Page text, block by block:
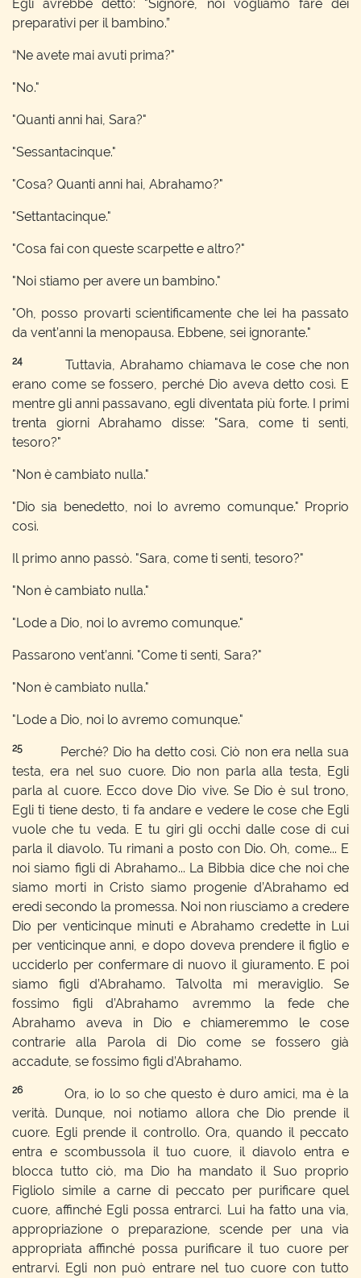
Egli avrebbe detto: "Signore, noi vogliamo fare dei
preparativi per il bambino.”
“Ne avete mai avuti prima?"
"No."
"Quanti anni hai, Sara?"
"Sessantacinque."
"Cosa? Quanti anni hai, Abrahamo?"
"Settantacinque."
"Cosa fai con queste scarpette e altro?"
"Noi stiamo per avere un bambino."
"Oh, posso provarti scientificamente che lei ha passato
da vent’anni la menopausa. Ebbene, sei ignorante."
24
Tuttavia, Abrahamo chiamava le cose che non
erano come se fossero, perché Dio aveva detto così. E
mentre gli anni passavano, egli diventata più forte. I primi
trenta giorni Abrahamo disse: "Sara, come ti senti,
tesoro?"
"Non è cambiato nulla."
"Dio sia benedetto, noi lo avremo comunque." Proprio
così.
Il primo anno passò. "Sara, come ti senti, tesoro?"
"Non è cambiato nulla."
"Lode a Dio, noi lo avremo comunque."
Passarono vent’anni. "Come ti senti, Sara?"
"Non è cambiato nulla."
"Lode a Dio, noi lo avremo comunque."
25
Perché? Dio ha detto così. Ciò non era nella sua
testa, era nel suo cuore. Dio non parla alla testa, Egli
parla al cuore. Ecco dove Dio vive. Se Dio è sul trono,
Egli ti tiene desto, ti fa andare e vedere le cose che Egli
vuole che tu veda. E tu giri gli occhi dalle cose di cui
parla il diavolo. Tu rimani a posto con Dio. Oh, come... E
noi siamo figli di Abrahamo... La Bibbia dice che noi che
siamo morti in Cristo siamo progenie d’Abrahamo ed
eredi secondo la promessa. Noi non riusciamo a credere
Dio per venticinque minuti e Abrahamo credette in Lui
per venticinque anni, e dopo doveva prendere il figlio e
ucciderlo per confermare di nuovo il giuramento. E poi
siamo figli d’Abrahamo. Talvolta mi meraviglio. Se
fossimo figli d’Abrahamo avremmo la fede che
Abrahamo aveva in Dio e chiameremmo le cose
contrarie alla Parola di Dio come se fossero già
accadute, se fossimo figli d’Abrahamo.
26Ora, io lo so che questo è duro amici, ma è la
verità. Dunque, noi notiamo allora che Dio prende il
cuore. Egli prende il controllo. Ora, quando il peccato
entra e scombussola il tuo cuore, il diavolo entra e
blocca tutto ciò, ma Dio ha mandato il Suo proprio
Figliolo simile a carne di peccato per purificare quel
cuore, affinché Egli possa entrarci. Lui ha fatto una via,
appropriazione o preparazione, scende per una via
appropriata affinché possa purificare il tuo cuore per
entrarvi. Egli non può entrare nel tuo cuore con tutto